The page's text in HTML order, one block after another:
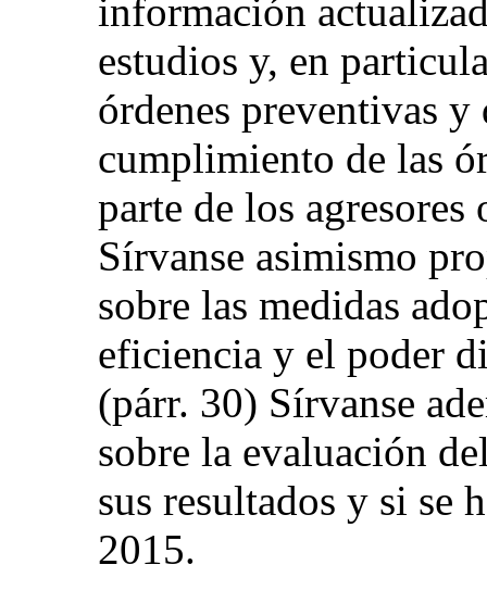
información
estudios y, en
órdenes preventivas
cumplimiento de las
parte de los agresores
Sírvanse asimismo
sobre las medidas
eficiencia y el poder
(párr. 30) Sírvanse
sobre la evaluación
sus resultados y si se
2015.